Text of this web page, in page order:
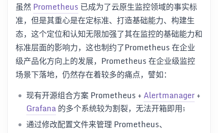
虽然Prometheus 已成为了云原生监控领域的事实标
准，但是其重心是在定标准、打造基础能力、构建生
态，这个定位和认知无限加强了其在监控的基础能力和
标准层面的影响力，这也制约了Prometheus 在企业
级产品化方向上的发展，Prometheus 在企业级监控
场景下落地，仍然存在着较多的痛点，譬如：
现有开源组合方案 Prometheus +Alertmanager+
Grafana的多个系统较为割裂，无法开箱即用;
通过修改配置文件来管理 Prometheus、